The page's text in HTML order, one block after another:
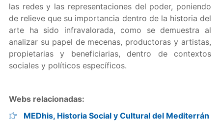
las redes y las representaciones del poder, poniendo
de relieve que su importancia dentro de la historia del
arte ha sido infravalorada, como se demuestra al
analizar su papel de mecenas, productoras y artistas,
propietarias y beneficiarias, dentro de contextos
sociales y políticos específicos.
Webs relacionadas:
MEDhis, Historia Social y Cultural del Mediterrán